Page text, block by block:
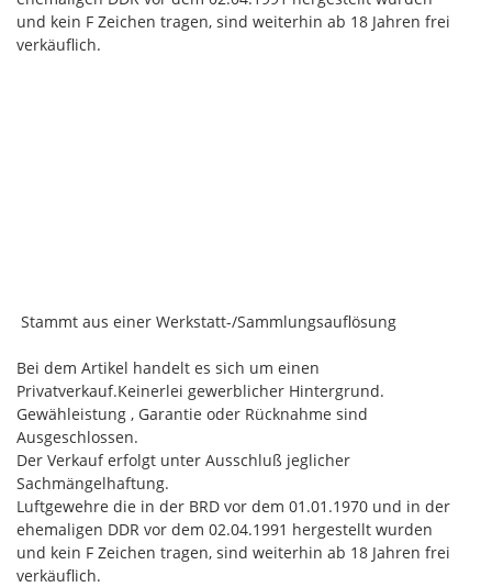
und kein F Zeichen tragen, sind weiterhin ab 18 Jahren frei
verkäuflich.
Stammt aus einer Werkstatt-/Sammlungsauflösung
Bei dem Artikel handelt es sich um einen
Privatverkauf.Keinerlei gewerblicher Hintergrund.
Gewähleistung , Garantie oder Rücknahme sind
Ausgeschlossen.
Der Verkauf erfolgt unter Ausschluß jeglicher
Sachmängelhaftung.
Luftgewehre die in der BRD vor dem 01.01.1970 und in der
ehemaligen DDR vor dem 02.04.1991 hergestellt wurden
und kein F Zeichen tragen, sind weiterhin ab 18 Jahren frei
verkäuflich.